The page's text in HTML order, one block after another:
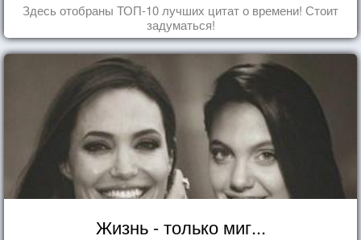
Здесь отобраны ТОП-10 лучших цитат о времени! Стоит
задуматься!
Жизнь - только миг...